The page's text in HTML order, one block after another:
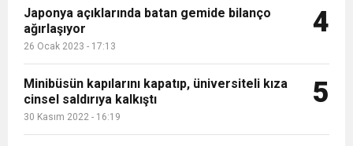
Japonya açıklarında batan gemide bilanço
ağırlaşıyor
26 Ocak 2023 - 17:13
4
Minibüsün kapılarını kapatıp, üniversiteli kıza
cinsel saldırıya kalkıştı
30 Kasım 2022 - 16:19
5